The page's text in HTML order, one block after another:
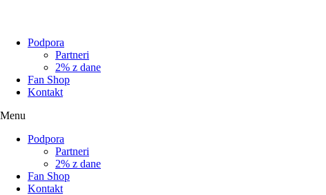
Podpora
Partneri
2% z dane
Fan Shop
Kontakt
Menu
Podpora
Partneri
2% z dane
Fan Shop
Kontakt